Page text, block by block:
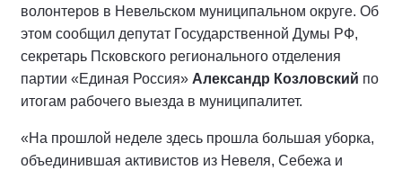
волонтеров в Невельском муниципальном округе. Об
этом сообщил депутат Государственной Думы РФ,
секретарь Псковского регионального отделения
партии «Единая Россия» Александр Козловский по
итогам рабочего выезда в муниципалитет.
«На прошлой неделе здесь прошла большая уборка,
объединившая активистов из Невеля, Себежа и